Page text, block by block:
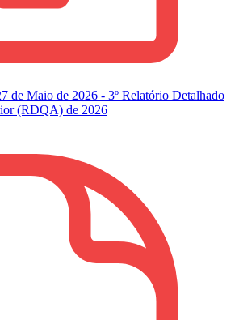
de Maio de 2026 - 3º Relatório Detalhado
(RDQA) de 2026